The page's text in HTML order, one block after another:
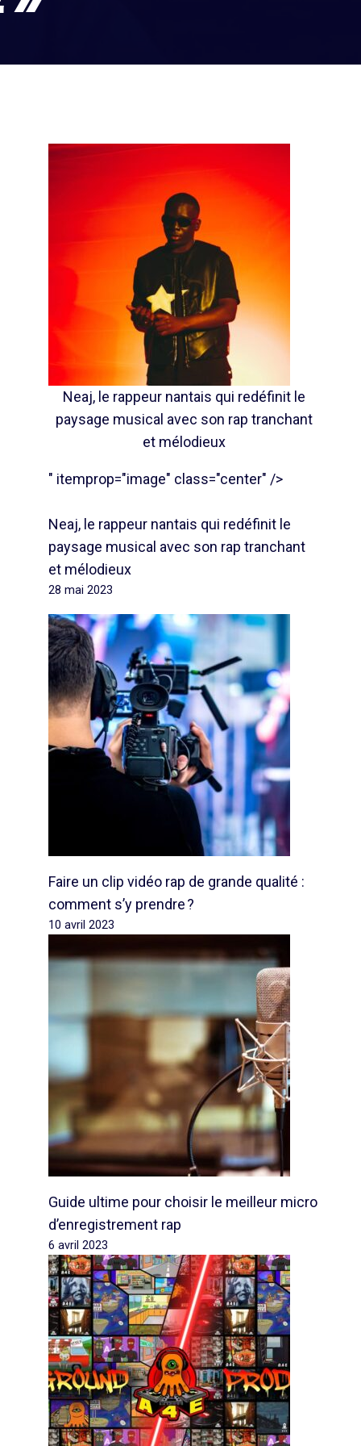
Neaj, le rappeur nantais qui redéfinit le
paysage musical avec son rap tranchant
et mélodieux
" itemprop="image" class="center" />
Neaj, le rappeur nantais qui redéfinit le
paysage musical avec son rap tranchant
et mélodieux
28 mai 2023
Faire un clip vidéo rap de grande qualité :
comment s’y prendre ?
10 avril 2023
Guide ultime pour choisir le meilleur micro
d’enregistrement rap
6 avril 2023